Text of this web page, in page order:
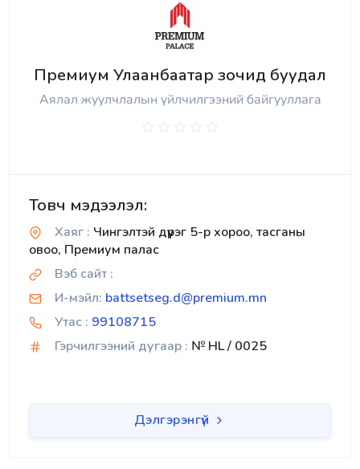
Премиум Улаанбаатар зочид буудал
Аялал жуулчлалын үйлчилгээний байгууллага
Товч мэдээлэл:
Хаяг : Чингэлтэй дүүрэг 5-р хороо, тасганы
овоо, Премиум палас
Вэб сайт :
И-мэйл: battsetseg.d@premium.mn
Утас : 99108715
Гэрчилгээний дугаар : № HL / 0025
Дэлгэрэнгүй